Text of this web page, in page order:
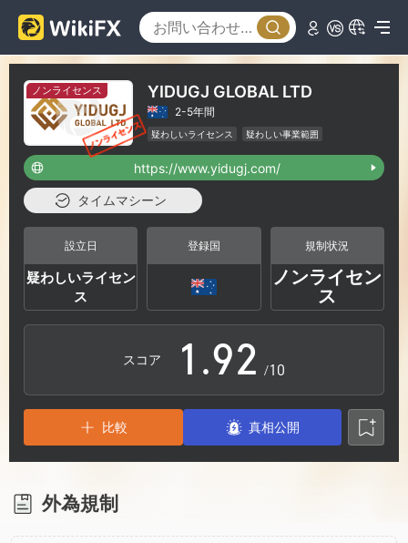
ノンライセンス YIDUGJ GLOBAL LTD
2-5年間
疑わしいライセンス
疑わしい事業範囲
ハイリスクレベル
https://www.yidugj.com/
タイムマシーン
設立日
疑わしいライセン
ス
登録国 規制状況
ノンライセン
ス
スコア
0
1
2
3
.
3
4
5
7
8
9
0
1
2
3
4
/10
比較 真相公開
外為規制